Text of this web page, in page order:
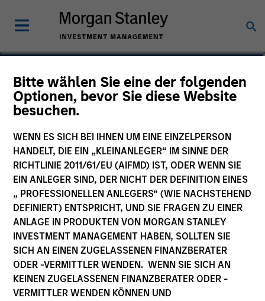
Bitte wählen Sie eine der folgenden
Optionen, bevor Sie diese Website
besuchen.
WENN ES SICH BEI IHNEN UM EINE EINZELPERSON
HANDELT, DIE EIN „KLEINANLEGER“ IM SINNE DER
RICHTLINIE 2011/61/EU (AIFMD) IST, ODER WENN SIE
EIN ANLEGER SIND, DER NICHT DER DEFINITION EINES
„ PROFESSIONELLEN ANLEGERS“ (WIE NACHSTEHEND
DEFINIERT) ENTSPRICHT, UND SIE FRAGEN ZU EINER
ANLAGE IN PRODUKTEN VON MORGAN STANLEY
INVESTMENT MANAGEMENT HABEN, SOLLTEN SIE
SICH AN EINEN ZUGELASSENEN FINANZBERATER
ODER -VERMITTLER WENDEN. WENN SIE SICH AN
KEINEN ZUGELASSENEN FINANZBERATER ODER -
VERMITTLER WENDEN KÖNNEN UND
Jenny Leeds, Ph.D.
Vice President